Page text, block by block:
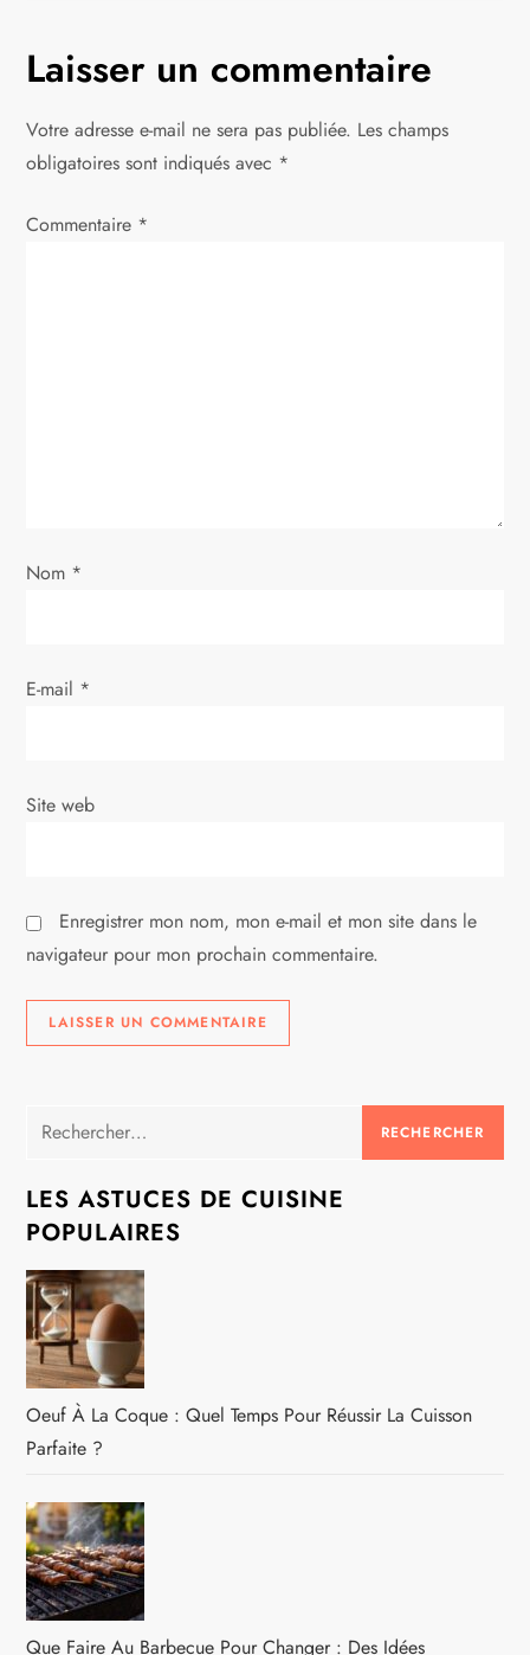
g
a
t
i
’
r
i
l
e
Laisser un commentaire
Votre adresse e-mail ne sera pas publiée. Les champs
obligatoires sont indiqués avec *
Commentaire *
Nom *
E-mail *
Site web
Enregistrer mon nom, mon e-mail et mon site dans le
navigateur pour mon prochain commentaire.
Rechercher :
LES ASTUCES DE CUISINE
POPULAIRES
Oeuf À La Coque : Quel Temps Pour Réussir La Cuisson
Parfaite ?
Que Faire Au Barbecue Pour Changer : Des Idées